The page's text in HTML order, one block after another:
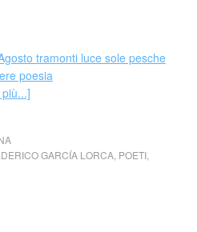
GARCÍA LORCA, POETI,